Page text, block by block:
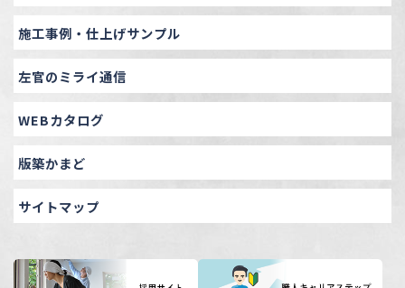
施工事例・仕上げサンプル
左官のミライ通信
WEBカタログ
版築かまど
サイトマップ